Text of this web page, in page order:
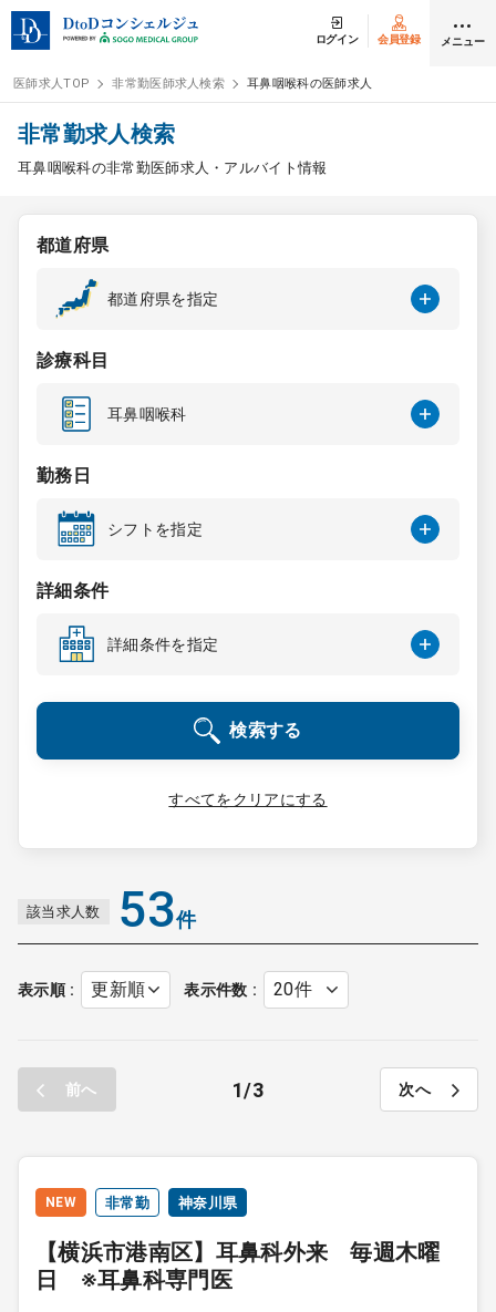
ログイン 会員登録 メニュー
ログイン
医師求人
常勤検索
スポット検索
DtoDの転職・
コンサルタント
成功事例
転職ノウハウ
9:00 ～ 18:00（平日）
0120-337-613
採用をお考えの医療機関の方
医師求人TOP 非常勤医師求人検索 耳鼻咽喉科の医師求人
非常勤求人検索
耳鼻咽喉科の非常勤医師求人・アルバイト情報
都道府県
都道府県を指定
診療科目
耳鼻咽喉科
勤務日
シフトを指定
詳細条件
詳細条件を指定
検索する
すべてをクリアにする
該当求人数 53件
表示順 表示件数
前へ 1 3 次へ
NEW 非常勤 神奈川県
【横浜市港南区】耳鼻科外来 毎週木曜
日 ※耳鼻科専門医